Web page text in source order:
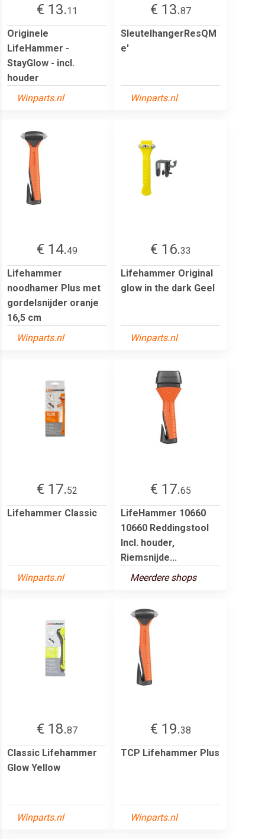
€ 13.11
Originele
LifeHammer -
StayGlow - incl.
houder
Winparts.nl
€ 13.87
SleutelhangerResQM
e'
Winparts.nl
€ 14.49
Lifehammer
noodhamer Plus met
gordelsnijder oranje
16,5 cm
Winparts.nl
€ 16.33
Lifehammer Original
glow in the dark Geel
Winparts.nl
€ 17.52
Lifehammer Classic
Winparts.nl
€ 17.65
LifeHammer 10660
10660 Reddingstool
Incl. houder,
Riemsnijde...
Meerdere shops
€ 18.87
Classic Lifehammer
Glow Yellow
Winparts.nl
€ 19.38
TCP Lifehammer Plus
Winparts.nl